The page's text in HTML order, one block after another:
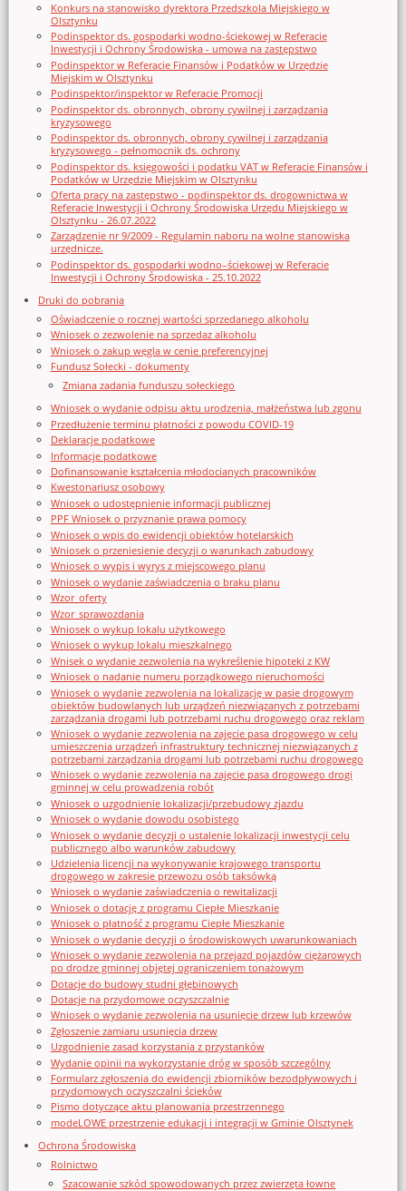
Konkurs na stanowisko dyrektora Przedszkola Miejskiego w
Olsztynku
Podinspektor ds. gospodarki wodno-ściekowej w Referacie
Inwestycji i Ochrony Środowiska - umowa na zastępstwo
Podinspektor w Referacie Finansów i Podatków w Urzędzie
Miejskim w Olsztynku
Podinspektor/inspektor w Referacie Promocji
Podinspektor ds. obronnych, obrony cywilnej i zarządzania
kryzysowego
Podinspektor ds. obronnych, obrony cywilnej i zarządzania
kryzysowego - pełnomocnik ds. ochrony
Podinspektor ds. księgowości i podatku VAT w Referacie Finansów i
Podatków w Urzędzie Miejskim w Olsztynku
Oferta pracy na zastępstwo - podinspektor ds. drogownictwa w
Referacie Inwestycji i Ochrony Środowiska Urzędu Miejskiego w
Olsztynku - 26.07.2022
Zarządzenie nr 9/2009 - Regulamin naboru na wolne stanowiska
urzędnicze.
Podinspektor ds. gospodarki wodno–ściekowej w Referacie
Inwestycji i Ochrony Środowiska - 25.10.2022
Druki do pobrania
Oświadczenie o rocznej wartości sprzedanego alkoholu
Wniosek o zezwolenie na sprzedaz alkoholu
Wniosek o zakup węgla w cenie preferencyjnej
Fundusz Sołecki - dokumenty
Zmiana zadania funduszu sołeckiego
Wniosek o wydanie odpisu aktu urodzenia, małżeństwa lub zgonu
Przedłużenie terminu płatności z powodu COVID-19
Deklaracje podatkowe
Informacje podatkowe
Dofinansowanie kształcenia młodocianych pracowników
Kwestonariusz osobowy
Wniosek o udostępnienie informacji publicznej
PPF Wniosek o przyznanie prawa pomocy
Wniosek o wpis do ewidencji obiektów hotelarskich
Wniosek o przeniesienie decyzji o warunkach zabudowy
Wniosek o wypis i wyrys z miejscowego planu
Wniosek o wydanie zaświadczenia o braku planu
Wzor_oferty
Wzor_sprawozdania
Wniosek o wykup lokalu użytkowego
Wniosek o wykup lokalu mieszkalnego
Wnisek o wydanie zezwolenia na wykreślenie hipoteki z KW
Wniosek o nadanie numeru porządkowego nieruchomości
Wniosek o wydanie zezwolenia na lokalizację w pasie drogowym
obiektów budowlanych lub urządzeń niezwiązanych z potrzebami
zarządzania drogami lub potrzebami ruchu drogowego oraz reklam
Wniosek o wydanie zezwolenia na zajęcie pasa drogowego w celu
umieszczenia urządzeń infrastruktury technicznej niezwiązanych z
potrzebami zarządzania drogami lub potrzebami ruchu drogowego
Wniosek o wydanie zezwolenia na zajęcie pasa drogowego drogi
gminnej w celu prowadzenia robót
Wniosek o uzgodnienie lokalizacji/przebudowy zjazdu
Wniosek o wydanie dowodu osobistego
Wniosek o wydanie decyzji o ustalenie lokalizacji inwestycji celu
publicznego albo warunków zabudowy
Udzielenia licencji na wykonywanie krajowego transportu
drogowego w zakresie przewozu osób taksówką
Wniosek o wydanie zaświadczenia o rewitalizacji
Wniosek o dotację z programu Ciepłe Mieszkanie
Wniosek o płatność z programu Ciepłe Mieszkanie
Wniosek o wydanie decyzji o środowiskowych uwarunkowaniach
Wniosek o wydanie zezwolenia na przejazd pojazdów ciężarowych
po drodze gminnej objętej ograniczeniem tonażowym
Dotacje do budowy studni głębinowych
Dotacje na przydomowe oczyszczalnie
Wniosek o wydanie zezwolenia na usunięcie drzew lub krzewów
Zgłoszenie zamiaru usunięcia drzew
Uzgodnienie zasad korzystania z przystanków
Wydanie opinii na wykorzystanie dróg w sposób szczególny
Formularz zgłoszenia do ewidencji zbiorników bezodpływowych i
przydomowych oczyszczalni ścieków
Pismo dotyczące aktu planowania przestrzennego
modeLOWE przestrzenie edukacji i integracji w Gminie Olsztynek
Ochrona Środowiska
Rolnictwo
Szacowanie szkód spowodowanych przez zwierzęta łowne